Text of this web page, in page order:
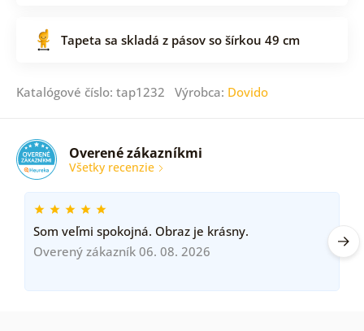
Tapeta sa skladá z pásov so šírkou 49 cm
Katalógové číslo: tap1232 Výrobca: Dovido
Overené zákazníkmi
Všetky recenzie
Som veľmi spokojná. Obraz je krásny.
Overený zákazník 06. 08. 2026